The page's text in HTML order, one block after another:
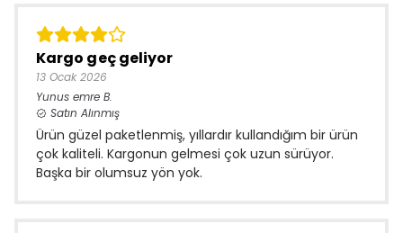
Kargo geç geliyor
13 Ocak 2026
Yunus emre B.
Satın Alınmış
Ürün güzel paketlenmiş, yıllardır kullandığım bir ürün
çok kaliteli. Kargonun gelmesi çok uzun sürüyor.
Başka bir olumsuz yön yok.